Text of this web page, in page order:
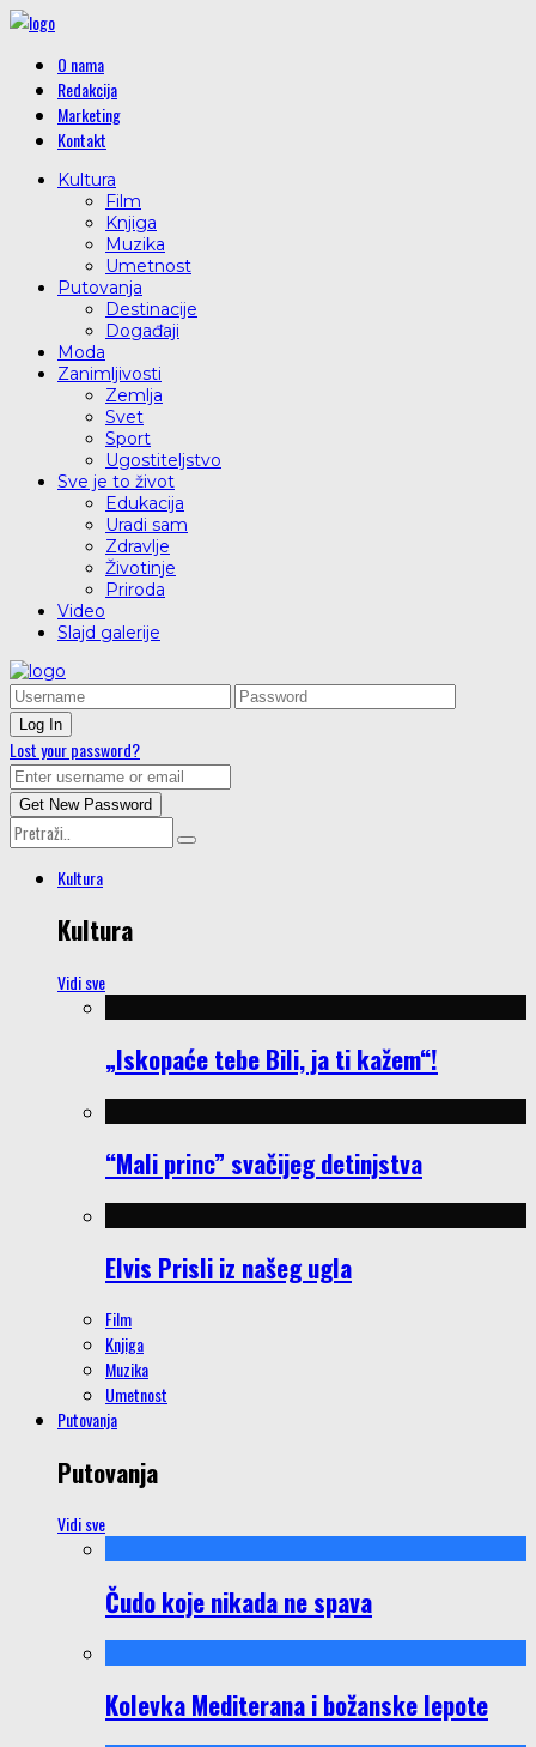
O nama
Redakcija
Marketing
Kontakt
Kultura
Film
Knjiga
Muzika
Umetnost
Putovanja
Destinacije
Događaji
Moda
Zanimljivosti
Zemlja
Svet
Sport
Ugostiteljstvo
Sve je to život
Edukacija
Uradi sam
Zdravlje
Životinje
Priroda
Video
Slajd galerije
Lost your password?
Kultura
Kultura
Vidi sve
„Iskopaće tebe Bili, ja ti kažem“!
“Mali princ” svačijeg detinjstva
Elvis Prisli iz našeg ugla
Film
Knjiga
Muzika
Umetnost
Putovanja
Putovanja
Vidi sve
Čudo koje nikada ne spava
Kolevka Mediterana i božanske lepote